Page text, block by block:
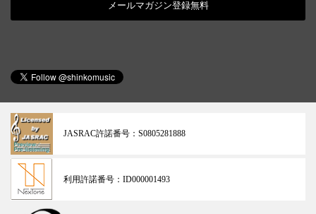
メールマガジン登録無料
JASRAC許諾番号： S0805281888
利用許諾番号： ID000001493